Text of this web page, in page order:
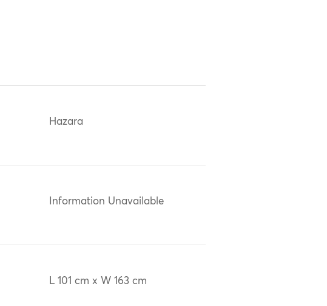
Hazara
Information Unavailable
L 101 cm x W 163 cm